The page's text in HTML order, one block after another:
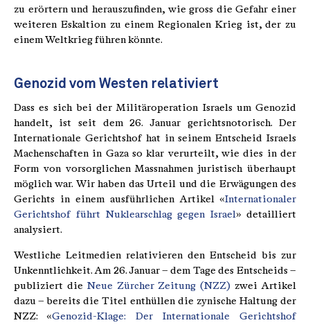
zu erörtern und herauszufinden, wie gross die Gefahr einer
weiteren Eskaltion zu einem Regionalen Krieg ist, der zu
einem Weltkrieg führen könnte.
Genozid vom Westen relativiert
Dass es sich bei der Militäroperation Israels um Genozid
handelt, ist seit dem 26. Januar gerichtsnotorisch. Der
Internationale Gerichtshof hat in seinem Entscheid Israels
Machenschaften in Gaza so klar verurteilt, wie dies in der
Form von vorsorglichen Massnahmen juristisch überhaupt
möglich war. Wir haben das Urteil und die Erwägungen des
Gerichts in einem ausführlichen Artikel «Internationaler
Gerichtshof führt Nuklearschlag gegen Israel» detailliert
analysiert.
Westliche Leitmedien relativieren den Entscheid bis zur
Unkenntlichkeit. Am 26. Januar – dem Tage des Entscheids –
publiziert die Neue Zürcher Zeitung (NZZ) zwei Artikel
dazu – bereits die Titel enthüllen die zynische Haltung der
NZZ: «Genozid-Klage: Der Internationale Gerichtshof